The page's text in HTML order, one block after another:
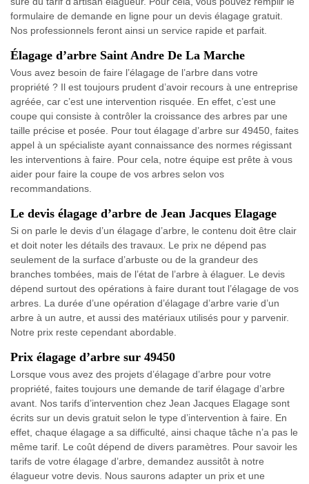
formulaire de demande en ligne pour un devis élagage gratuit.
Nos professionnels feront ainsi un service rapide et parfait.
Élagage d’arbre Saint Andre De La Marche
Vous avez besoin de faire l’élagage de l’arbre dans votre
propriété ? Il est toujours prudent d’avoir recours à une entreprise
agréée, car c’est une intervention risquée. En effet, c’est une
coupe qui consiste à contrôler la croissance des arbres par une
taille précise et posée. Pour tout élagage d’arbre sur 49450, faites
appel à un spécialiste ayant connaissance des normes régissant
les interventions à faire. Pour cela, notre équipe est prête à vous
aider pour faire la coupe de vos arbres selon vos
recommandations.
Le devis élagage d’arbre de Jean Jacques Elagage
Si on parle le devis d’un élagage d’arbre, le contenu doit être clair
et doit noter les détails des travaux. Le prix ne dépend pas
seulement de la surface d’arbuste ou de la grandeur des
branches tombées, mais de l’état de l’arbre à élaguer. Le devis
dépend surtout des opérations à faire durant tout l’élagage de vos
arbres. La durée d’une opération d’élagage d’arbre varie d’un
arbre à un autre, et aussi des matériaux utilisés pour y parvenir.
Notre prix reste cependant abordable.
Prix élagage d’arbre sur 49450
Lorsque vous avez des projets d’élagage d’arbre pour votre
propriété, faites toujours une demande de tarif élagage d’arbre
avant. Nos tarifs d’intervention chez Jean Jacques Elagage sont
écrits sur un devis gratuit selon le type d’intervention à faire. En
effet, chaque élagage a sa difficulté, ainsi chaque tâche n’a pas le
même tarif. Le coût dépend de divers paramètres. Pour savoir les
tarifs de votre élagage d’arbre, demandez aussitôt à notre
élagueur votre devis. Nous saurons adapter un prix et une